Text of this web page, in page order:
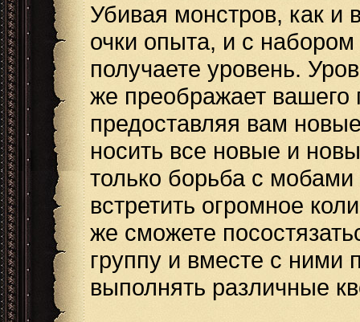
Убивая монстров, как и
очки опыта, и с
получаете уровень.
же преображает
предоставляя вам
носить все новые и
только борьба с
встретить огромное
же сможете
группу и вместе с ними
выполнять различные